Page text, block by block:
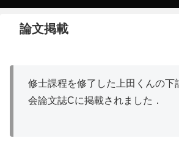
論文掲載
修士課程を修了した上田くんの下
会論文誌Cに掲載されました．